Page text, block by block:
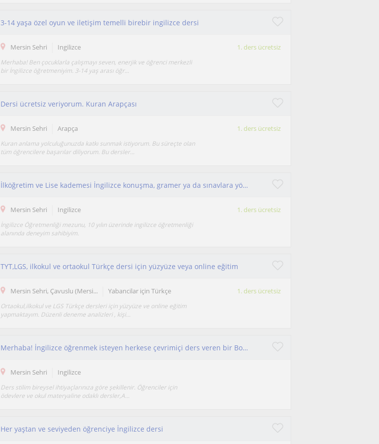
3-14 yaşa özel oyun ve iletişim temelli birebir ingilizce dersi
Mersin Sehri Ingilizce 1. ders ücretsiz
Merhaba! Ben çocuklarla çalışmayı seven, enerjik ve öğrenci merkezli
bir İngilizce öğretmeniyim. 3-14 yaş arası öğr...
Dersi ücretsiz veriyorum. Kuran Arapçası
Mersin Sehri Arapça 1. ders ücretsiz
Kuran anlama yolculuğunuzda katkı sunmak istiyorum. Bu süreçte olan
tüm öğrencilere başarılar diliyorum. Bu dersler...
İlköğretim ve Lise kademesi İngilizce konuşma, gramer ya da sınavlara yönelik test teknikleri ile hazırlık dersi verilir
Mersin Sehri Ingilizce 1. ders ücretsiz
İngilizce Öğretmenliği mezunu, 10 yılın üzerinde ingilizce öğretmenliği
alanında deneyim sahibiyim.
TYT,LGS, ilkokul ve ortaokul Türkçe dersi için yüzyüze veya online eğitim
Mersin Sehri, Çavuslu (Mersi... Yabancilar için Türkçe 1. ders ücretsiz
Ortaokul,ilkokul ve LGS Türkçe dersleri için yüzyüze ve online eğitim
yapmaktayım. Düzenli deneme analizleri , kişi...
Merhaba! İngilizce öğrenmek isteyen herkese çevrimiçi ders veren bir Boğaziçi mezunuyum
Mersin Sehri Ingilizce
Ders stilim bireysel ihtiyaçlarınıza göre şekillenir. Öğrenciler için
ödevlere ve okul materyaline odaklı dersler,A...
Her yaştan ve seviyeden öğrenciye İngilizce dersi